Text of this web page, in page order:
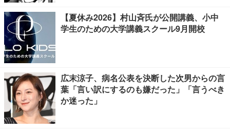
【夏休み2026】村山斉氏が公開講義、小中
学生のための大学講義スクール9月開校
広末涼子、病名公表を決断した次男からの言
葉「言い訳にするのも嫌だった」「言うべき
か迷った」